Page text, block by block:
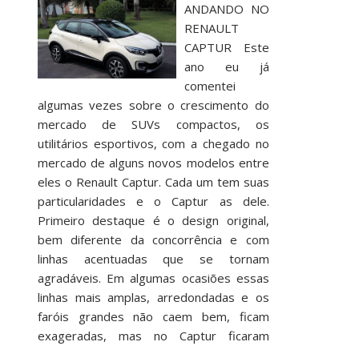
ANDANDO NO
RENAULT
CAPTUR Este
ano eu já
comentei
algumas vezes sobre o crescimento do
mercado de SUVs compactos, os
utilitários esportivos, com a chegado no
mercado de alguns novos modelos entre
eles o Renault Captur. Cada um tem suas
particularidades e o Captur as dele.
Primeiro destaque é o design original,
bem diferente da concorrência e com
linhas acentuadas que se tornam
agradáveis. Em algumas ocasiões essas
linhas mais amplas, arredondadas e os
faróis grandes não caem bem, ficam
exageradas, mas no Captur ficaram